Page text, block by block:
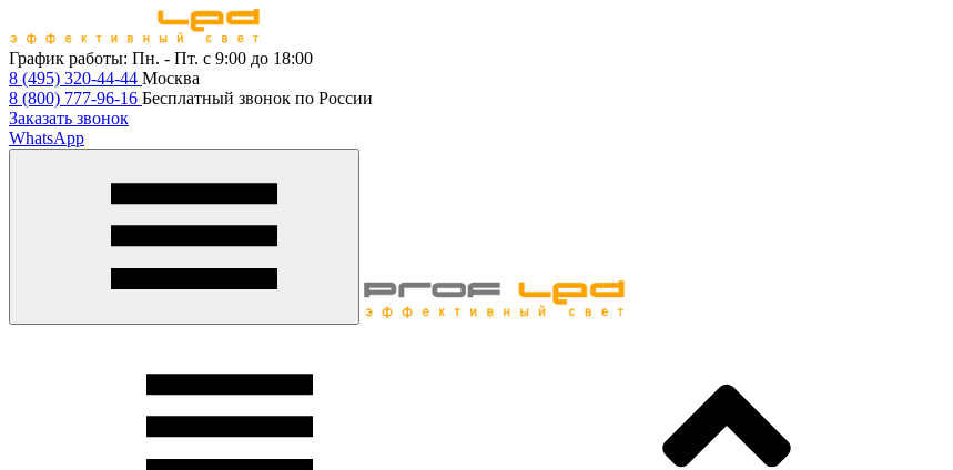
График работы: Пн. - Пт. с 9:00 до 18:00
8 (495) 320-44-44 Москва
8 (800) 777-96-16 Бесплатный звонок по России
Заказать звонок
WhatsApp